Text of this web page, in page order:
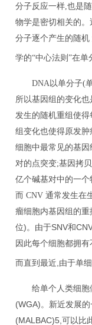
分子反应一样,也是
物学是密切相关的。
分子逐个产生的随机
学的“中心法则”在
DNA 以单分子(
所以基因组的变化
发生的随机重组使
组变化也使得原发
细胞中最常见的基
对的点突变;基因拷
亿个碱基对中的一个
而 CNV 通常发生在
瘤细胞内基因组的重
位) 。由于SNV和
因此每个细胞都拥有
而直到最近 由于单
给单个人类细
(WGA) 。新近发展
(MALBAC)5, 可以比